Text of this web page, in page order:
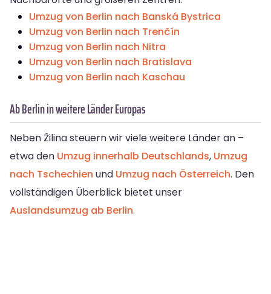
Umzug von Berlin nach Banská Bystrica
Umzug von Berlin nach Trenčín
Umzug von Berlin nach Nitra
Umzug von Berlin nach Bratislava
Umzug von Berlin nach Kaschau
Ab Berlin in weitere Länder Europas
Neben Žilina steuern wir viele weitere Länder an –
etwa den Umzug innerhalb Deutschlands, Umzug
nach Tschechien und Umzug nach Österreich. Den
vollständigen Überblick bietet unser
Auslandsumzug ab Berlin.